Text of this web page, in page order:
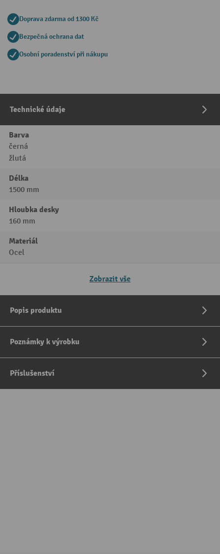
Doprava zdarma od 1300 Kč
Bezpečná ochrana dat
Osobní poradenství při nákupu
Technické údaje
Barva
černá
žlutá
Délka
1500 mm
Hloubka desky
160 mm
Materiál
Ocel
Zobrazit vše
Popis produktu
Poznámky k výrobku
Příslušenství